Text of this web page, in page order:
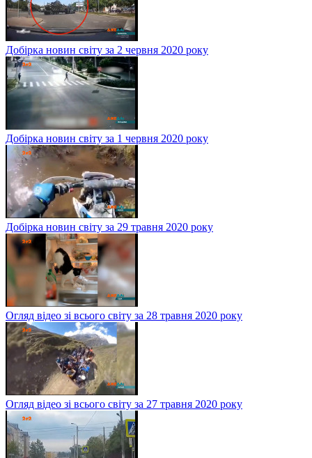
Добірка новин світу за 2 червня 2020 року
Добірка новин світу за 1 червня 2020 року
Добірка новин світу за 29 травня 2020 року
Огляд відео зі всього світу за 28 травня 2020 року
Огляд відео зі всього світу за 27 травня 2020 року